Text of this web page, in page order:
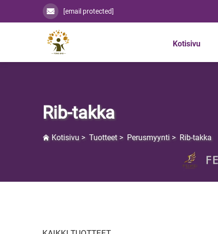
[email protected]
Kotisivu
Rib-takka
Kotisivu > Tuotteet > Perusmyynti > Rib-takka